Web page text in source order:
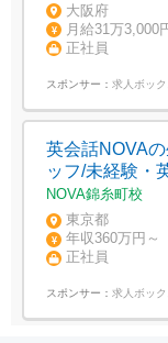
大阪府
月給31万3,000
正社員
スポンサー： 求人ボック
英会話NOVA
ッフ/未経験・
がら英語に触
NOVA錦糸町校
東京都
年収360万円～
正社員
スポンサー： 求人ボック